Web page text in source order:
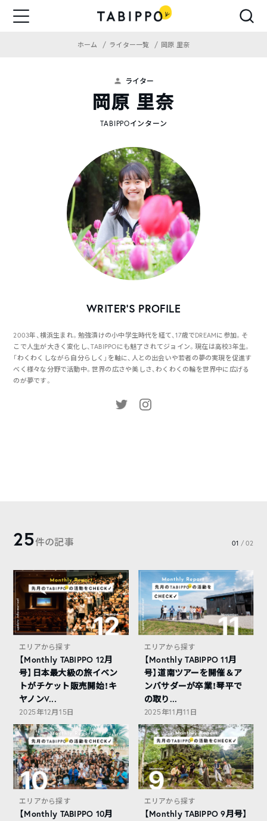
ホーム ライター一覧 岡原 里奈
ライター
岡原 里奈
TABIPPOインターン
WRITER’S PROFILE
2003年、横浜生まれ。勉強漬けの小中学生時代を経て、17歳でDREAMに参加。そ
こで人生が大きく変化し、TABIPPOにも魅了されてジョイン。現在は高校3年生。
「わくわくしながら自分らしく」を軸に、人との出会いや若者の夢の実現を促進す
べく様々な分野で活動中。世界の広さや美しさ、わくわくの輪を世界中に広げる
のが夢です。
25件の記事 01 / 02
エリアから探す
【Monthly TABIPPO 12月
号】日本最大級の旅イベン
トがチケット販売開始！キ
ヤノンV...
2025年12月15日
エリアから探す
【Monthly TABIPPO 11月
号】道南ツアーを開催＆ア
ンバサダーが卒業！琴平で
の取り...
2025年11月11日
エリアから探す
【Monthly TABIPPO 10月
エリアから探す
【Monthly TABIPPO 9月号】